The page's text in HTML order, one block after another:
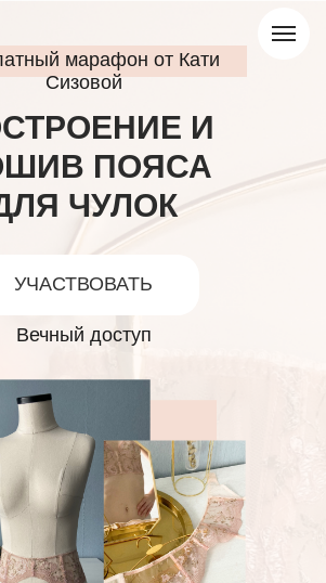
марафон от Кати
Сизовой
И
ПОЯСА
ЧУЛОК
УЧАСТВОВАТЬ
Вечный доступ